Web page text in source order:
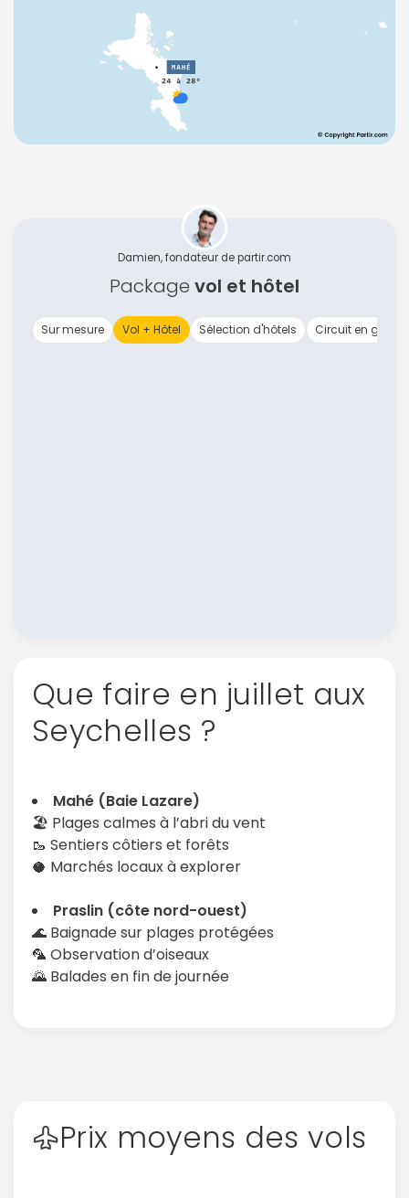
Damien, fondateur de partir.com
Package vol et hôtel
Sur mesure Vol + Hôtel Sélection d'hôtels Circuit en
Que faire en juillet aux
Seychelles ?
Mahé (Baie Lazare)
🏖️ Plages calmes à l’abri du vent
🥾 Sentiers côtiers et forêts
🥥 Marchés locaux à explorer
Praslin (côte nord-ouest)
🌊 Baignade sur plages protégées
🦜 Observation d’oiseaux
🌄 Balades en fin de journée
Prix moyens des vols